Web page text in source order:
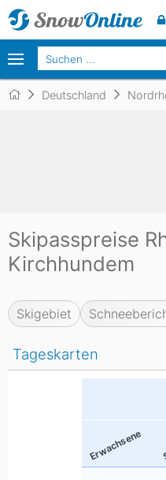
Deutschland
Skipasspreise
Kirchhundem
Skigebiet
Tageskarten
Erwachsene